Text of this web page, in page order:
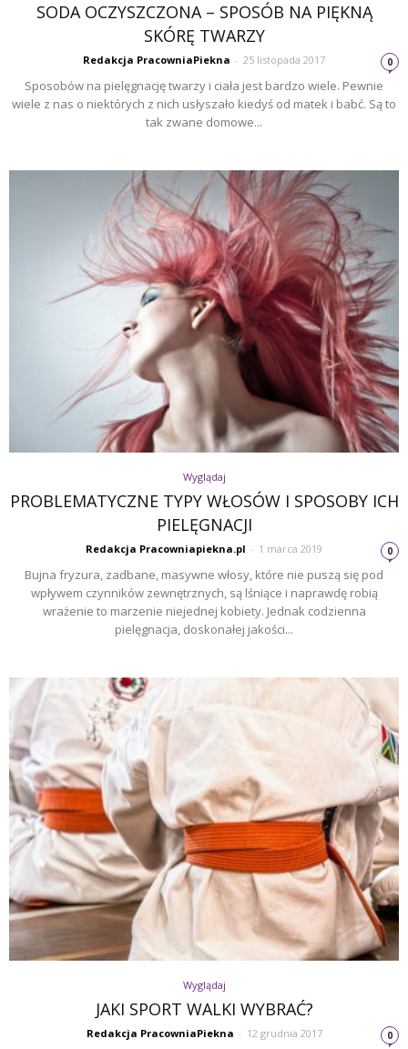
SODA OCZYSZCZONA – SPOSÓB NA PIĘKNĄ
SKÓRĘ TWARZY
Redakcja PracowniaPiekna - 25 listopada 2017 0
Sposobów na pielęgnację twarzy i ciała jest bardzo wiele. Pewnie
wiele z nas o niektórych z nich usłyszało kiedyś od matek i babć. Są to
tak zwane domowe...
Wyglądaj
PROBLEMATYCZNE TYPY WŁOSÓW I SPOSOBY ICH
PIELĘGNACJI
Redakcja Pracowniapiekna.pl - 1 marca 2019 0
Bujna fryzura, zadbane, masywne włosy, które nie puszą się pod
wpływem czynników zewnętrznych, są lśniące i naprawdę robią
wrażenie to marzenie niejednej kobiety. Jednak codzienna
pielęgnacja, doskonałej jakości...
Wyglądaj
JAKI SPORT WALKI WYBRAĆ?
Redakcja PracowniaPiekna - 12 grudnia 2017 0